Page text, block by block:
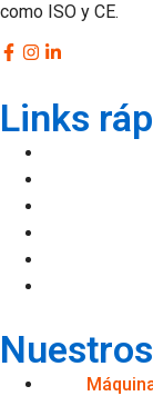
como ISO y CE.
Links